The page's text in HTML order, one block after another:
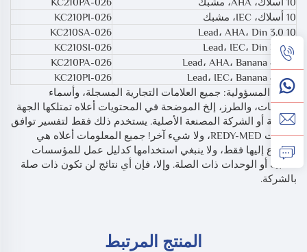
10 أسلاك، IEC، مشبك
KC210PI-026
10 Lead، AHA، Din 3.0
KC210SA-026
10 Lead، IEC، Din 3.0
KC210SI-026
10 Lead، AHA، Banana 4.0
KC210PA-026
10 Lead، IEC، Banana 4.0
KC210PI-026
*إخلاء المسؤولية: جميع العلامات التجارية المسجلة، وأسماء
المنتجات، والطرز، إلخ الموضحة في المحتويات أعلاه تمتلكها الجهة
الأصلية أو الشركة المصنعة الأصلية. يستخدم ذلك فقط لتفسير توافق
منتجات REDY-MED، ولا شيء آخر! جميع المعلومات أعلاه هي
للرجوع إليها فقط، ولا ينبغي استخدامها كدليل عمل للمؤسسات
الطبية أو الوحدات ذات الصلة. وإلا، فإن أي نتائج لن تكون ذات صلة
بالشركة.
المنتج المرتبط